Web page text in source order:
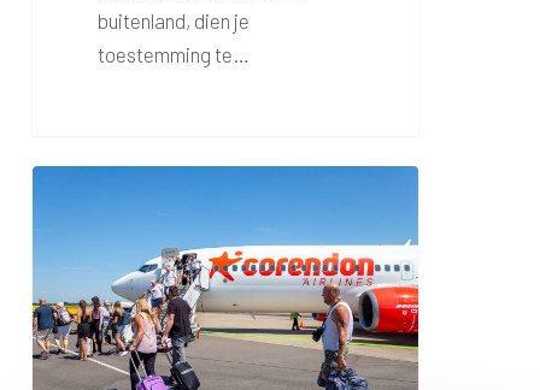
buitenland, dien je
toestemming te…
te
vliegen!